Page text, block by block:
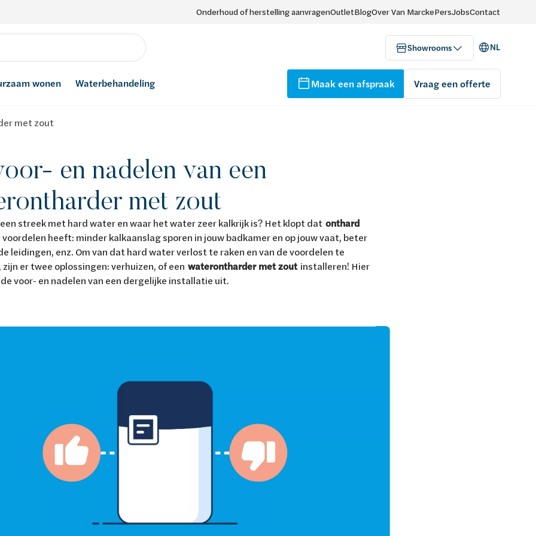
Onderhoud of herstelling aanvragenOutletBlogOver Van MarckePersJobsContact
Showrooms NL
wonen Waterbehandeling Maak een afspraak Vraag een offerte
met zout
en nadelen van een
met zout
streek met hard water en waar het water zeer kalkrijk is? Het klopt dat onthard
heeft: minder kalkaanslag sporen in jouw badkamer en op jouw vaat, beter
leidingen, enz. Om van dat hard water verlost te raken en van de voordelen te
er twee oplossingen: verhuizen, of een waterontharder met zoutinstalleren! Hier
voor- en nadelen van een dergelijke installatie uit.